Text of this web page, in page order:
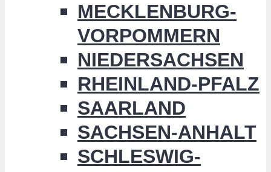
MECKLENBURG-
VORPOMMERN
NIEDERSACHSEN
RHEINLAND-PFALZ
SAARLAND
SACHSEN-ANHALT
SCHLESWIG-